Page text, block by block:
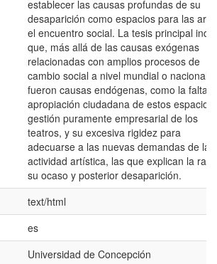
establecer las causas profundas de su
desaparición como espacios para las
el encuentro social. La tesis principal
que, más allá de las causas exógenas
relacionadas con amplios procesos de
cambio social a nivel mundial o nacional,
fueron causas endógenas, como la falta
apropiación ciudadana de estos
gestión puramente empresarial de los
teatros, y su excesiva rigidez para
adecuarse a las nuevas demandas de la
actividad artística, las que explican la raíz
su ocaso y posterior desaparición.
text/html
es
Universidad de Concepción